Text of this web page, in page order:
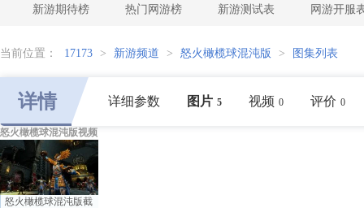
新游期待榜 热门网游榜 新游测试表 网游开服
当前位置： 17173 > 新游频道 > 怒火橄榄球混沌版 > 图集列表
详情 详细参数 图片 5 视频 0 评价 0
怒火橄榄球混沌版视频
怒火橄榄球混沌版截